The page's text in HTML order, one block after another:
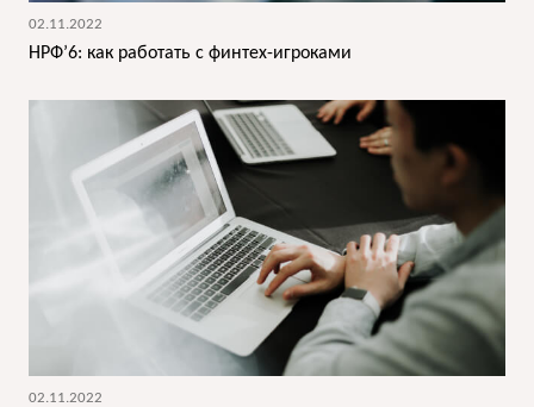
02.11.2022
НРФ’6: как работать с финтех-игроками
02.11.2022